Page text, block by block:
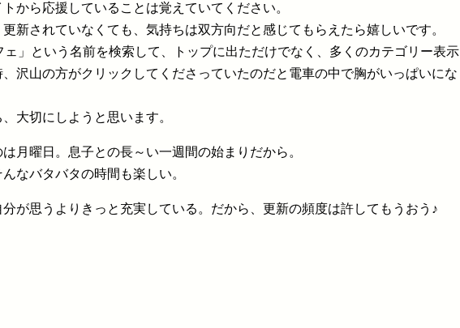
から応援していることは覚えていてください。
新されていなくても、気持ちは双方向だと感じてもらえたら嬉しいです。
ェ」という名前を検索して、トップに出ただけでなく、多くのカテゴリー表示
沢山の方がクリックしてくださっていたのだと電車の中で胸がいっぱいにな
大切にしようと思います。
月曜日。息子との長～い一週間の始まりだから。
なバタバタの時間も楽しい。
分が思うよりきっと充実している。だから、更新の頻度は許してもうおう♪